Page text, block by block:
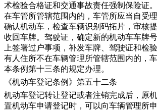
术检验合格证和交通事故责任强制保险证
在车管所管辖范围内的，车管所应当自受
确认机动车，检查车辆识别码拓片，审核
收回车牌。驾驶证，确定新的机动车车牌
上签署过户事项，补发车牌、驾驶证和检
有人住所不在车辆管理所管辖范围内的，
本条例第十三条的规定办理。
《机动车登记条例》第五十二条
机动车登记转让登记或者注销完成后，原
置机动车申请登记时，可以向车辆管理所